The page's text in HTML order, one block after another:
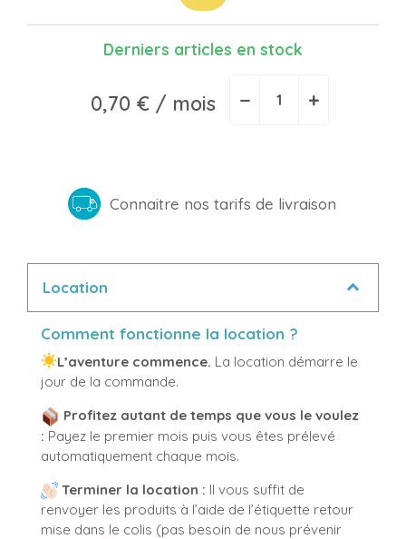
Derniers articles en stock
0,70 € / mois − +
Connaitre nos tarifs de livraison
Location
Comment fonctionne la location ?
L’aventure commence. La location démarre le
jour de la commande.
Profitez autant de temps que vous le voulez
: Payez le premier mois puis vous êtes prélevé
automatiquement chaque mois.
Terminer la location : Il vous suffit de
renvoyer les produits à l’aide de l’étiquette retour
mise dans le colis (pas besoin de nous prévenir